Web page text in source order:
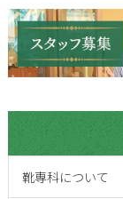
靴専科について